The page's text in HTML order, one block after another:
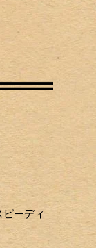
ーディ